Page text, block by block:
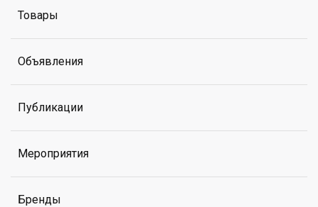
Товары
Объявления
Публикации
Мероприятия
Бренды